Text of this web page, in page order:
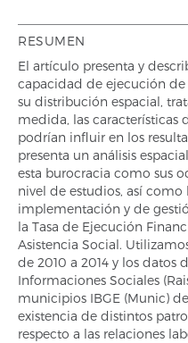
RESUMEN
El artículo presenta y
capacidad de ejecución
su distribución espacial,
medida, las características
podrían influir en los
presenta un análisis
esta burocracia como sus
nivel de estudios, así
implementación y de
la Tasa de Ejecución
Asistencia Social.
de 2010 a 2014 y los datos
Informaciones Sociales
municipios IBGE (Munic)
existencia de distintos
respecto a las relaciones